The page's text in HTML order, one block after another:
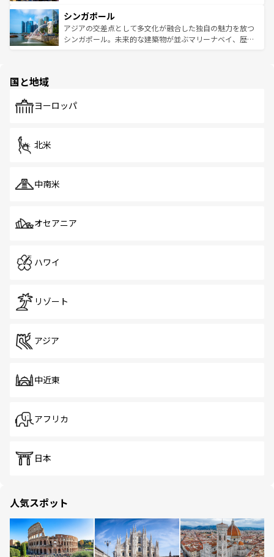
参照してほしい。
激する。気候は一年中温暖で、どの季節にも異なる楽しみ
が待っている。親しみやすいタイの人々、仏教を中心とし
た文化、そして多様な観光資源が、訪れる旅人を魅了し続
み、どこを訪れても感動するはず。観光スポットが密集し
ており、効率よく見どころを回れるのも魅力。息をのむよ
うな絶景から文化的な体験まで、香港を存分に楽しみ尽く
シンガポール
アジアの交差点として多文化が融合した独自の魅力を放つ
シンガポール。未来的な建築物が並ぶマリーナベイ、歴史
で、ホーカーズは地元の風情を楽しめる外せないスポット
国と地域
ヨーロッパ
北米
中南米
オセアニア
ハワイ
リゾート
アジア
中近東
アフリカ
日本
人気スポット